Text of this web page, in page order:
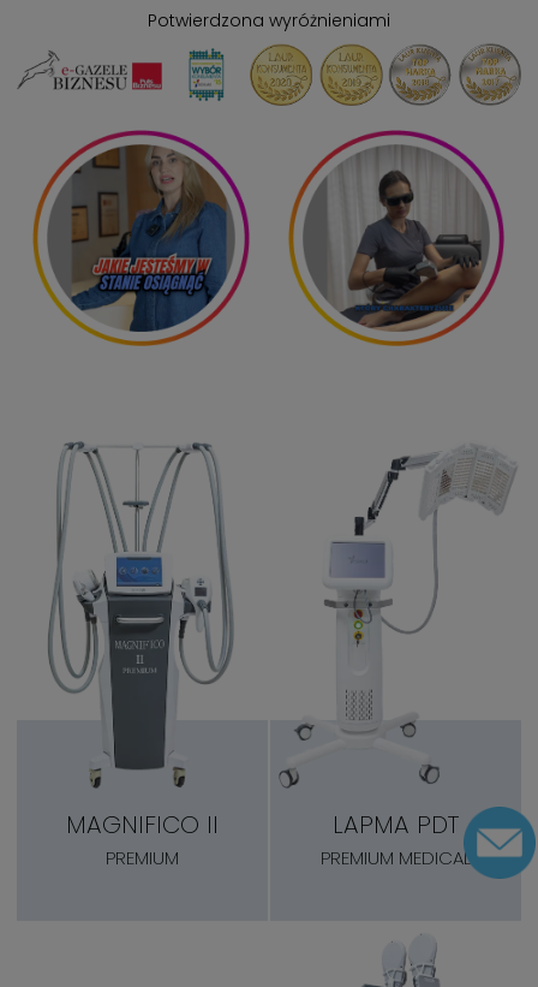
Potwierdzona wyróżnieniami
MAGNIFICO II
PREMIUM
LAPMA PDT
PREMIUM MEDICAL